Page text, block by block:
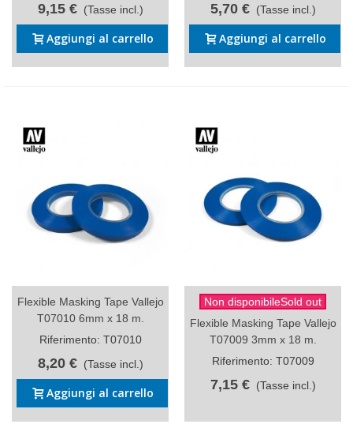
9,15 € (Tasse incl.)
Aggiungi al carrello
5,70 € (Tasse incl.)
Aggiungi al carrello
Flexible Masking Tape Vallejo
T07010 6mm x 18 m.
Riferimento: T07010
8,20 € (Tasse incl.)
Aggiungi al carrello
Non disponibileSold out
Flexible Masking Tape Vallejo
T07009 3mm x 18 m.
Riferimento: T07009
7,15 € (Tasse incl.)